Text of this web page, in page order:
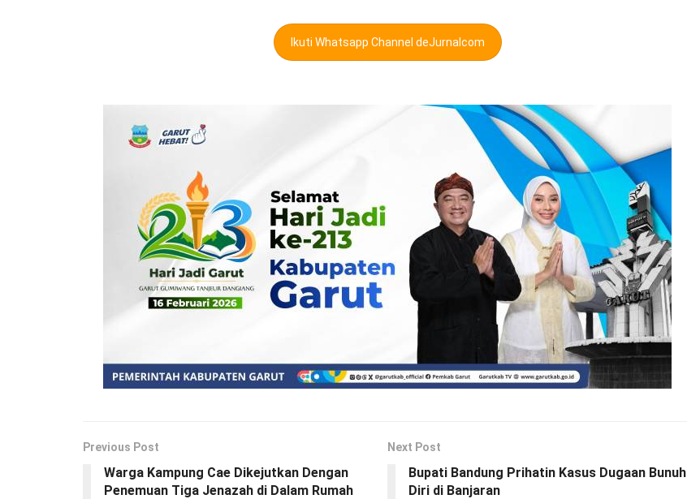
Ikuti Whatsapp Channel deJurnalcom
Previous Post
Warga Kampung Cae Dikejutkan Dengan
Penemuan Tiga Jenazah di Dalam Rumah
Next Post
Bupati Bandung Prihatin Kasus Dugaan Bunuh
Diri di Banjaran